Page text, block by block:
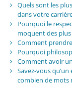
Quels sont les
dans votre
Pourquoi le
moquent des plus
Comment
Pourquoi
Comment avoir
Savez-vous
combien de mots